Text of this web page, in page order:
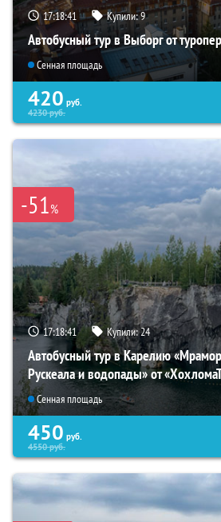
17:18:40 Купили:9
Автобусный тур в Выборг от
Сенная площадь
420 руб.
4230руб.
-51%
17:18:40 Купили:24
Автобусный тур в Карелию
Рускеала и водопады» от
Сенная площадь
450 руб.
4550руб.